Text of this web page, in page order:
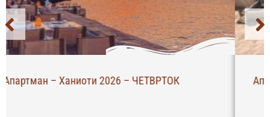
Апартман Масути – Пефкохори 2026 – НЕДЕЛА